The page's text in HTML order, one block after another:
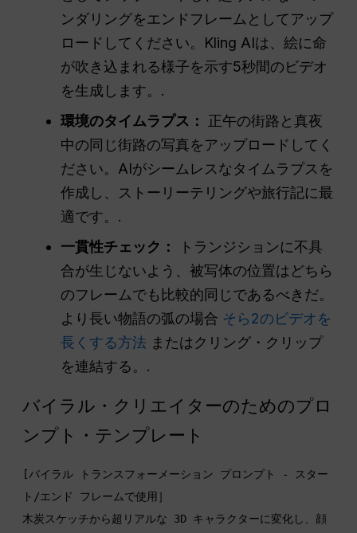
ンダリングをエンドフレームとしてアップ
ロードしてください。Kling AIは、絵に命
が吹き込まれる様子を示す5秒間のビデオ
を生成します。.
環境のタイムラプス：
正午の街路と真夜
中の同じ街路の写真をアップロードしてく
ださい。AIがシームレスなタイムラプスを
作成し、ストーリーテリングや旅行記に最
適です。.
一貫性チェック：
トランジションに不具
合が生じないよう、被写体の位置はどちら
のフレームでも比較的同じであるべきだ。
より長い物語の弧の場合 そら2のビデオを
長くする方法 またはクリング・クリップ
を連結する。.
バイラル・クリエイターのためのプロ
ンプト・テンプレート
[バイラル トランスフォーメーション プロンプト - スター
ト/エンド フレームで使用］
木炭スケッチから超リアルな 3D キャラクターに変化し、顔